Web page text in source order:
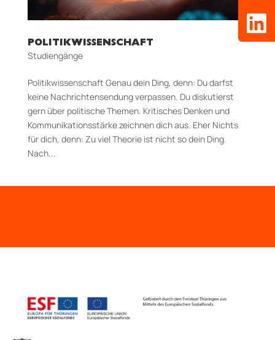
POLITIKWISSENSCHAFT
Studiengänge
Politikwissenschaft Genau dein Ding, denn: Du darfst
keine Nachrichtensendung verpassen. Du diskutierst
gern über politische Themen. Kritisches Denken und
Kommunikationsstärke zeichnen dich aus. Eher Nichts
für dich, denn: Zu viel Theorie ist nicht so dein Ding.
Nach...